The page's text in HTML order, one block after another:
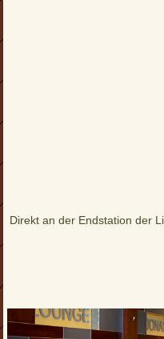
Direkt an der Endstation der